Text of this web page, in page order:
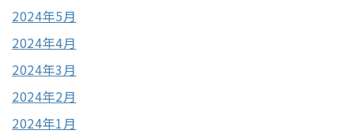
2024年5月
2024年4月
2024年3月
2024年2月
2024年1月